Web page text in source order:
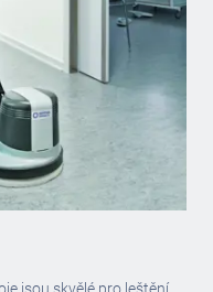
jsou skvělé pro leštění,